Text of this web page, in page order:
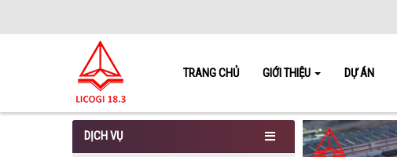
TRANG CHỦ GIỚI THIỆU DỰ ÁN
DỊCH VỤ